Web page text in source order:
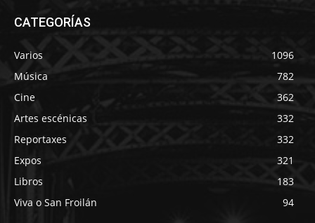
CATEGORÍAS
Varios
1096
Música
782
Cine
362
Artes escénicas
332
Reportaxes
332
Expos
321
Libros
183
Viva o San Froilán
94